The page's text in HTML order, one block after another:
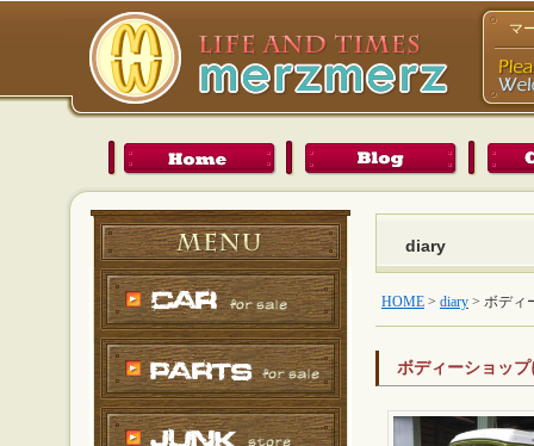
マ
diary
HOME > diary > ボディ
ボディーショッ